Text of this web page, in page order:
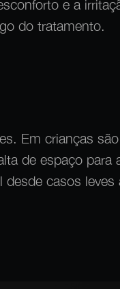
e a
do tratamento.
Em crianças são
de espaço para
casos leves